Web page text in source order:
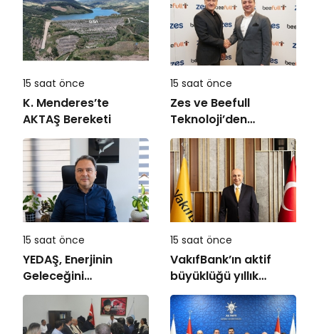
15 saat önce
K. Menderes’te
AKTAŞ Bereketi
15 saat önce
Zes ve Beefull
Teknoloji’den
Roaming İş Birliği
15 saat önce
YEDAŞ, Enerjinin
Geleceğini
Şekillendirecek Genç
Yetenekleri Arıyor
15 saat önce
VakıfBank’ın aktif
büyüklüğü yıllık
bazda yüzde 28
artışla 5,8 trilyon
TL’yi aştı